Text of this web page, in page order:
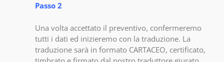
Passo 2
Una volta accettato il preventivo, confermeremo
tutti i dati ed inizieremo con la traduzione. La
traduzione sarà in formato CARTACEO, certificato,